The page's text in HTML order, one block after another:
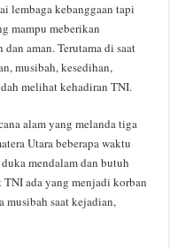
lembaga kebanggaan tapi
mampu meberikan
aman. Terutama di saat
musibah, kesedihan,
melihat kehadiran TNI.
alam yang melanda tiga
Utara beberapa waktu
mendalam dan butuh
ada yang menjadi korban
musibah saat kejadian,